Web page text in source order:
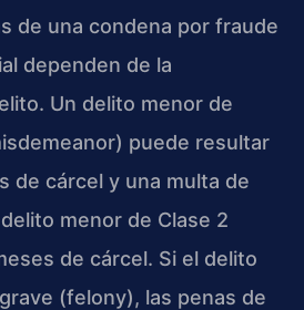
de una condena por fraude
dependen de la
Un delito menor de
puede resultar
de cárcel y una multa de
menor de Clase 2
de cárcel. Si el delito
(felony), las penas de